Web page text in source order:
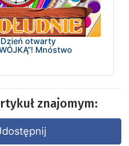
Dzień otwarty
Mnóstwo
znajomym: